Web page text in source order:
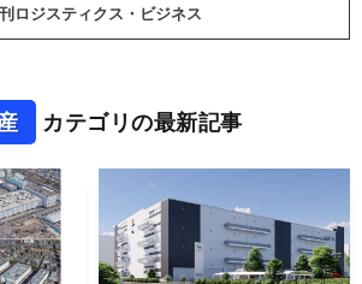
ロジスティクス・ビジネス
カテゴリの最新記事